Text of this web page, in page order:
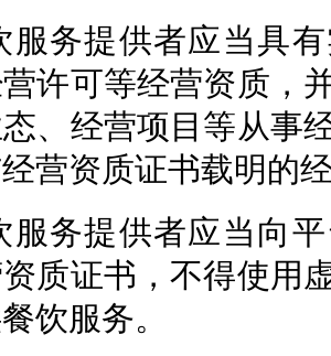
服务提供者应当具
许可等经营资质，
、经营项目等从事
营资质证书载明的
服务提供者应当向
质证书，不得使用
饮服务。